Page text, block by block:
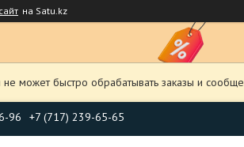
на Satu.kz
не может быстро обрабатывать заказы и
96 +7 (717) 239-65-65